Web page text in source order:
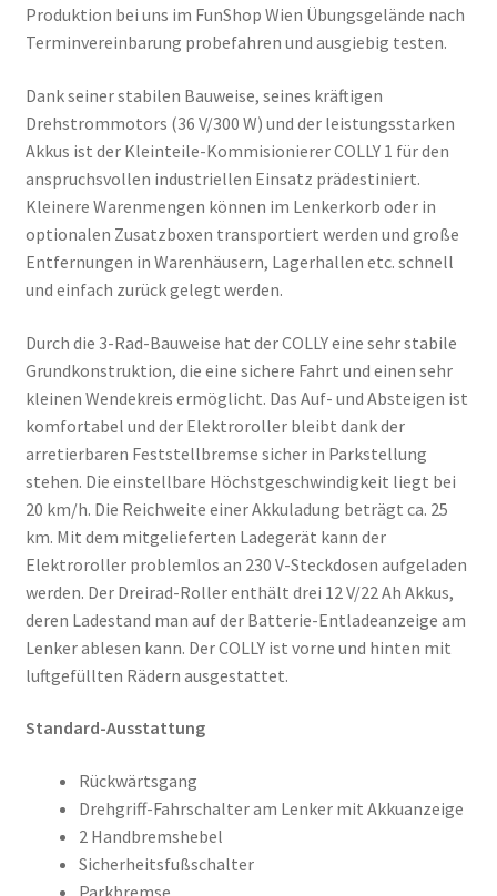
Produktion bei uns im FunShop Wien Übungsgelände nach
Terminvereinbarung probefahren und ausgiebig testen.
Dank seiner stabilen Bauweise, seines kräftigen
Drehstrommotors (36 V/300 W) und der leistungsstarken
Akkus ist der Kleinteile-Kommisionierer COLLY 1 für den
anspruchsvollen industriellen Einsatz prädestiniert.
Kleinere Warenmengen können im Lenkerkorb oder in
optionalen Zusatzboxen transportiert werden und große
Entfernungen in Warenhäusern, Lagerhallen etc. schnell
und einfach zurück gelegt werden.
Durch die 3-Rad-Bauweise hat der COLLY eine sehr stabile
Grundkonstruktion, die eine sichere Fahrt und einen sehr
kleinen Wendekreis ermöglicht. Das Auf- und Absteigen ist
komfortabel und der Elektroroller bleibt dank der
arretierbaren Feststellbremse sicher in Parkstellung
stehen. Die einstellbare Höchstgeschwindigkeit liegt bei
20 km/h. Die Reichweite einer Akkuladung beträgt ca. 25
km. Mit dem mitgelieferten Ladegerät kann der
Elektroroller problemlos an 230 V-Steckdosen aufgeladen
werden. Der Dreirad-Roller enthält drei 12 V/22 Ah Akkus,
deren Ladestand man auf der Batterie-Entladeanzeige am
Lenker ablesen kann. Der COLLY ist vorne und hinten mit
luftgefüllten Rädern ausgestattet.
Standard-Ausstattung
Rückwärtsgang
Drehgriff-Fahrschalter am Lenker mit Akkuanzeige
2 Handbremshebel
Sicherheitsfußschalter
Parkbremse